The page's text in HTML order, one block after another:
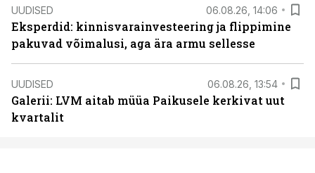
UUDISED 06.08.26, 14:06
Eksperdid: kinnisvarainvesteering ja flippimine
pakuvad võimalusi, aga ära armu sellesse
UUDISED 06.08.26, 13:54
Galerii: LVM aitab müüa Paikusele kerkivat uut
kvartalit